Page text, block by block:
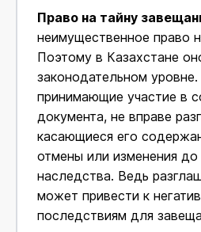
Право на тайну
неимущественное право
Поэтому в Казахстане
законодательном
принимающие участие в
документа, не вправе
касающиеся его
отмены или изменения
наследства. Ведь
может привести к
последствиям для